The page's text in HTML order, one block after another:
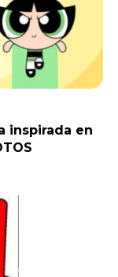
inspirada en